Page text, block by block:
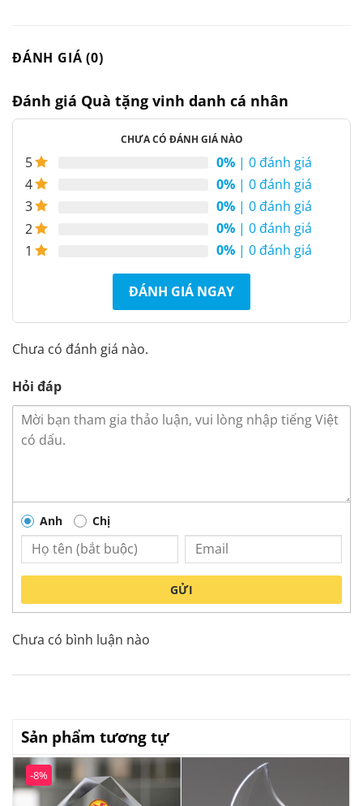
ĐÁNH GIÁ (0)
Đánh giá Quà tặng vinh danh cá nhân
CHƯA CÓ ĐÁNH GIÁ NÀO
5 0% | 0 đánh giá
4
0% | 0 đánh giá
3
0% | 0 đánh giá
2
0% | 0 đánh giá
1
0% | 0 đánh giá
ĐÁNH GIÁ NGAY
Chưa có đánh giá nào.
Hỏi đáp
Anh Chị
GỬI
Chưa có bình luận nào
Sản phẩm tương tự
-8%